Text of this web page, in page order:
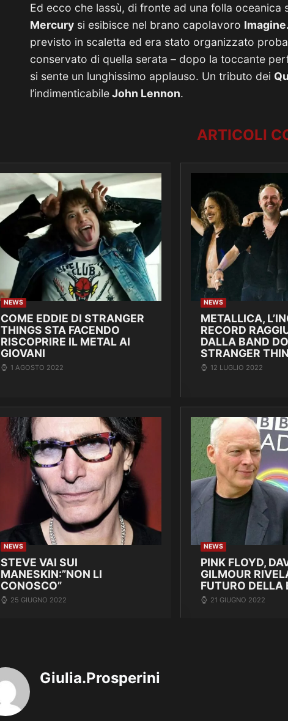
Ed ecco che lassù, di fronte ad una folla oceanica
Mercury si esibisce nel brano capolavoro Imagine.
previsto in scaletta ed era stato organizzato
conservato di quella serata – dopo la toccante
si sente un lunghissimo applauso. Un tributo dei
l’indimenticabileJohn Lennon.
ARTICOLI
NEWS
COME EDDIE DI STRANGER
THINGS STA FACENDO
RISCOPRIRE IL METAL AI
GIOVANI
1 AGOSTO 2022
NEWS
METALLICA,
RECORD
DALLA BAND
STRANGER
12 LUGLIO 2022
NEWS
STEVE VAI SUI
MANESKIN:”NON LI
CONOSCO”
25 GIUGNO 2022
NEWS
PINK FLOYD,
GILMOUR
FUTURO DELLA
21 GIUGNO 2022
Giulia.Prosperini